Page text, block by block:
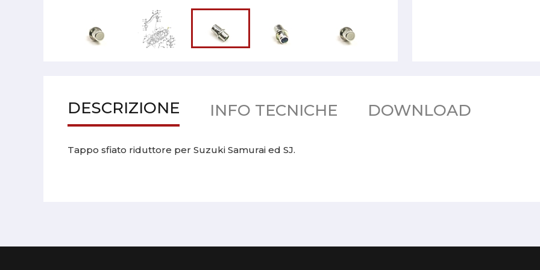
DESCRIZIONE INFO TECNICHE DOWNLOAD
Tappo sfiato riduttore per Suzuki Samurai ed SJ.